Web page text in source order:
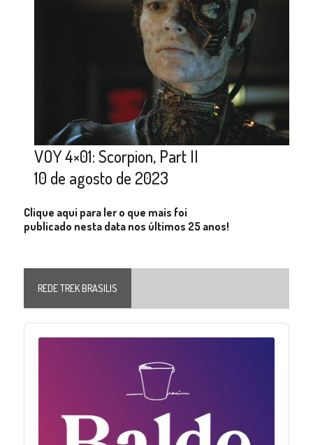
VOY 4×01: Scorpion, Part II
10 de agosto de 2023
Clique aqui para ler o que mais foi
publicado nesta data nos últimos 25 anos!
REDE TREK BRASILIS
Audio
Player